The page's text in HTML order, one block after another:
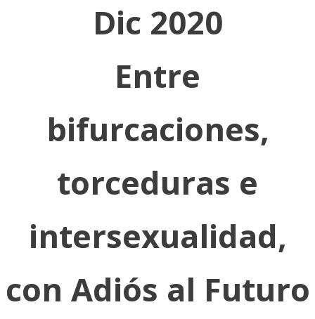
Dic 2020
Entre
bifurcaciones,
torceduras e
intersexualidad,
con Adiós al Futuro